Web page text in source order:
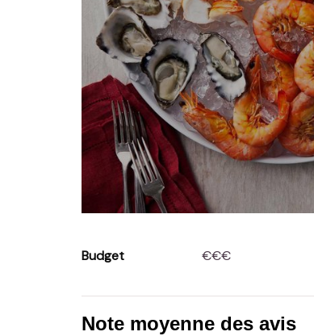
Budget €€€
Note moyenne des avis